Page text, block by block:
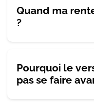
Quand ma
?
Pourquoi le
pas se faire